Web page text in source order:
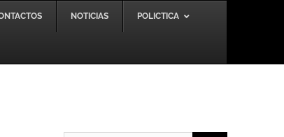
NOTICIAS POLICTICA